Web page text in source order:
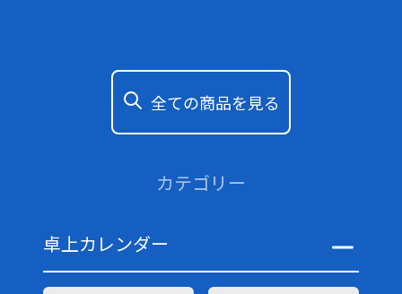
全ての商品を見る
カテゴリー
卓上カレンダー